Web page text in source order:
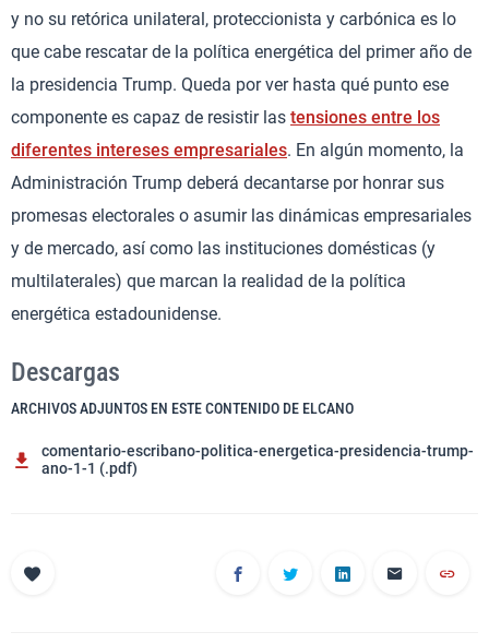
y no su retórica unilateral, proteccionista y carbónica es lo
que cabe rescatar de la política energética del primer año de
la presidencia Trump. Queda por ver hasta qué punto ese
componente es capaz de resistir las tensiones entre los
diferentes intereses empresariales. En algún momento, la
Administración Trump deberá decantarse por honrar sus
promesas electorales o asumir las dinámicas empresariales
y de mercado, así como las instituciones domésticas (y
multilaterales) que marcan la realidad de la política
energética estadounidense.
Descargas
ARCHIVOS ADJUNTOS EN ESTE CONTENIDO DE ELCANO
comentario-escribano-politica-energetica-presidencia-trump-
ano-1-1 (.pdf)